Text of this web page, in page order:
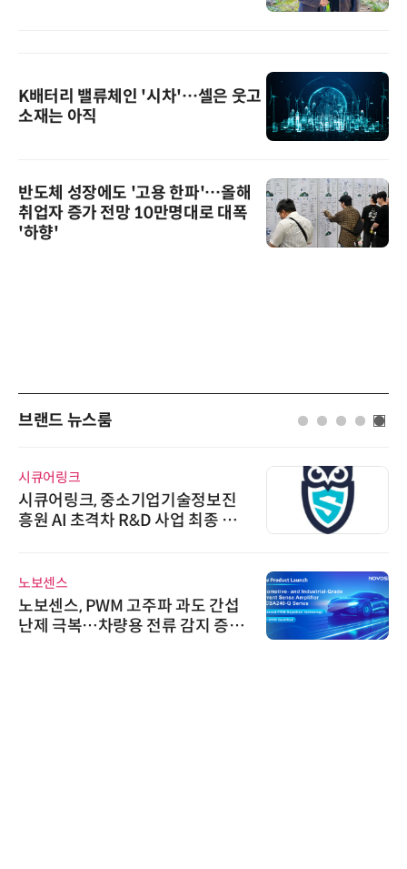
K배터리 밸류체인 '시차'…셀은 웃고
소재는 아직
반도체 성장에도 '고용 한파'…올해
취업자 증가 전망 10만명대로 대폭
'하향'
브랜드 뉴스룸
시큐어링크
시큐어링크, 중소기업기술정보진
흥원 AI 초격차 R&D 사업 최종 선
노보센스
노보센스, PWM 고주파 과도 간섭
난제 극복…차량용 전류 감지 증폭